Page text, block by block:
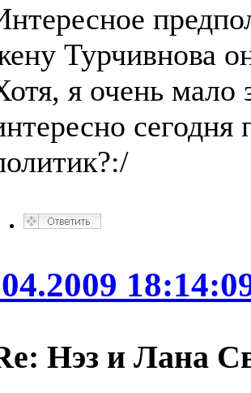
Турчивнова
я очень мало
Нэз и Лана